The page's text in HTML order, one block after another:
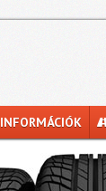
INFORMÁCIÓK